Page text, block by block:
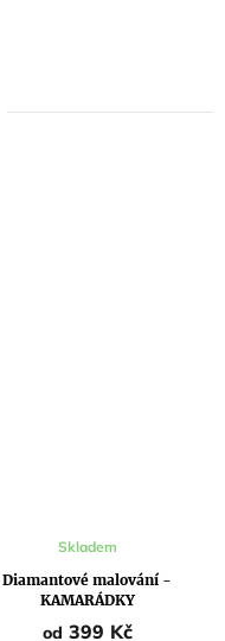
Diamantové malování -
KAMARÁDKY
Skladem
od 399 Kč